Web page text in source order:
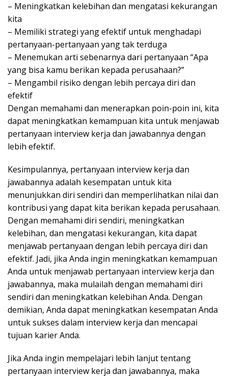
– Meningkatkan kelebihan dan mengatasi kekurangan
kita
– Memiliki strategi yang efektif untuk menghadapi
pertanyaan-pertanyaan yang tak terduga
– Menemukan arti sebenarnya dari pertanyaan “Apa
yang bisa kamu berikan kepada perusahaan?”
– Mengambil risiko dengan lebih percaya diri dan
efektif
Dengan memahami dan menerapkan poin-poin ini, kita
dapat meningkatkan kemampuan kita untuk menjawab
pertanyaan interview kerja dan jawabannya dengan
lebih efektif.
Kesimpulannya, pertanyaan interview kerja dan
jawabannya adalah kesempatan untuk kita
menunjukkan diri sendiri dan memperlihatkan nilai dan
kontribusi yang dapat kita berikan kepada perusahaan.
Dengan memahami diri sendiri, meningkatkan
kelebihan, dan mengatasi kekurangan, kita dapat
menjawab pertanyaan dengan lebih percaya diri dan
efektif. Jadi, jika Anda ingin meningkatkan kemampuan
Anda untuk menjawab pertanyaan interview kerja dan
jawabannya, maka mulailah dengan memahami diri
sendiri dan meningkatkan kelebihan Anda. Dengan
demikian, Anda dapat meningkatkan kesempatan Anda
untuk sukses dalam interview kerja dan mencapai
tujuan karier Anda.
Jika Anda ingin mempelajari lebih lanjut tentang
pertanyaan interview kerja dan jawabannya, maka